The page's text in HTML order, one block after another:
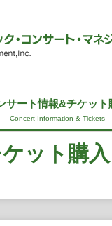
サート情報&チケット
Concert Information & Tickets
ット購入